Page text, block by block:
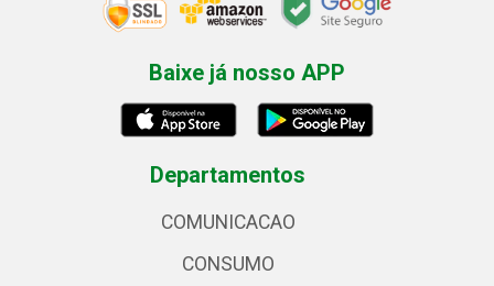
Baixe já nosso APP
Departamentos
COMUNICACAO
CONSUMO